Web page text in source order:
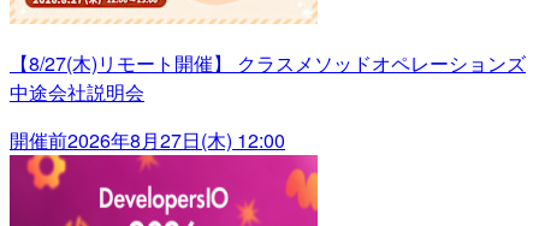
【8/27(木)リモート開催】 クラスメソッドオペレーションズ
中途会社説明会
開催前2026年8月27日(木) 12:00